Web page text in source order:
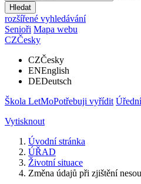
Hledat
rozšířené vyhledávání
Senioři Mapa webu
CZČesky
CZČesky
ENEnglish
DEDeutsch
Škola LetMoPotřebuji vyřídit
Vytisknout
Úvodní stránka
ÚŘAD
Životní situace
Změna údajů při zjištění